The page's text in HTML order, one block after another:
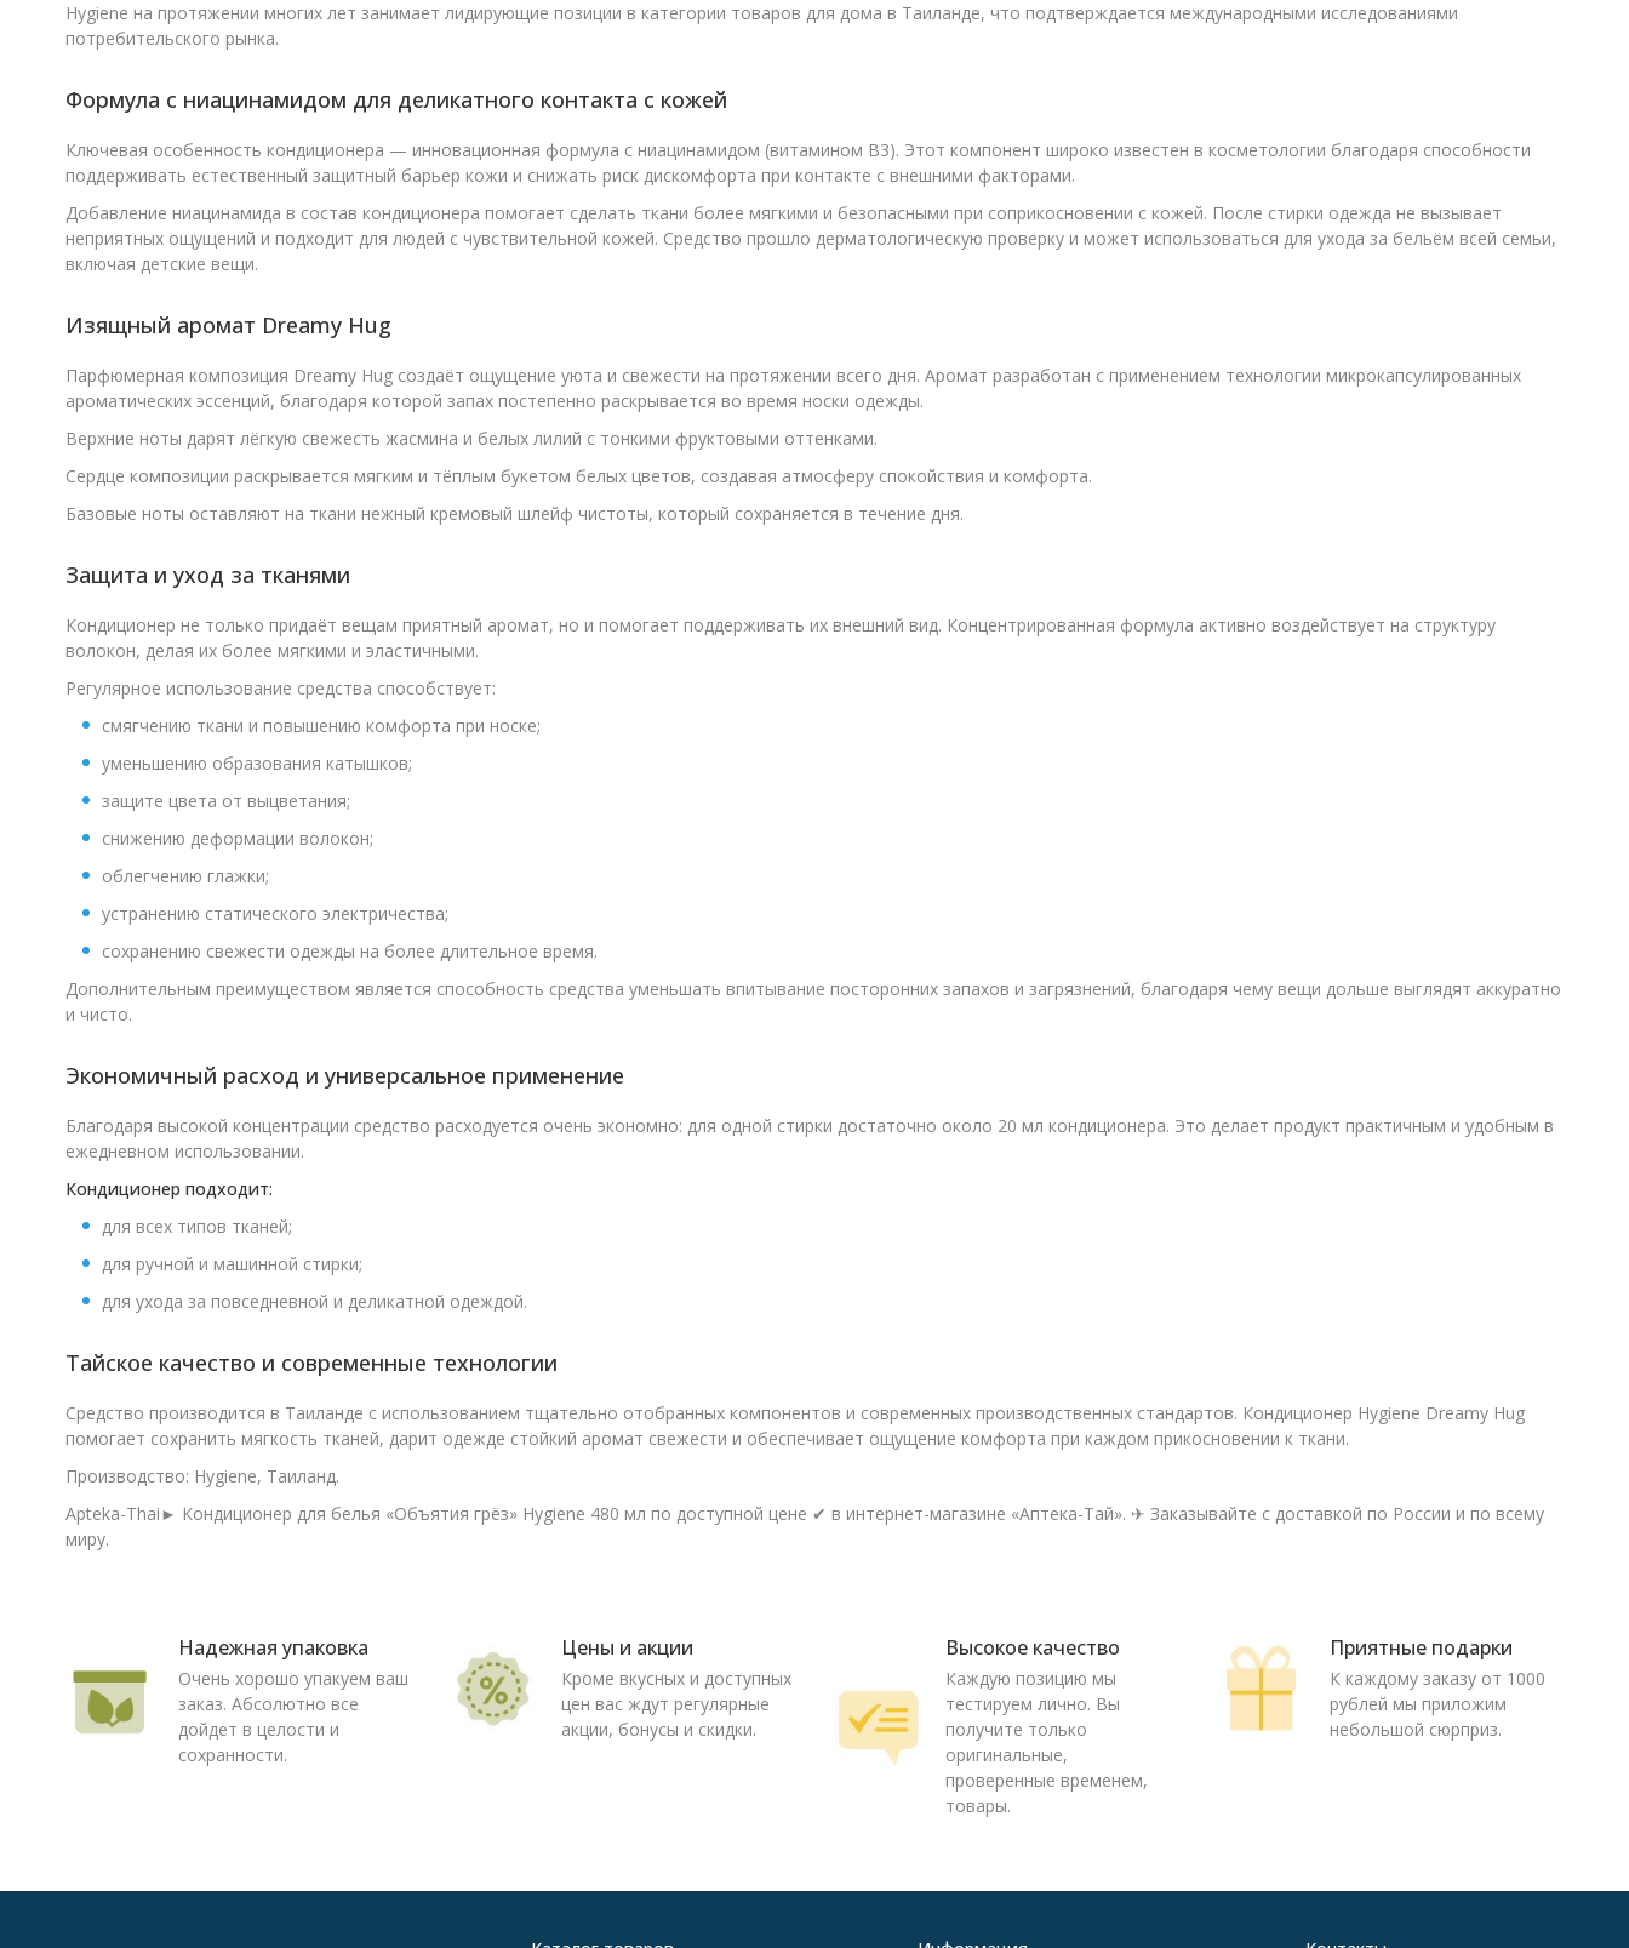
Hygiene на протяжении многих лет занимает лидирующие позиции в категории товаров для дома в Таиланде, что подтверждается международными исследованиями
потребительского рынка.
Формула с ниацинамидом для деликатного контакта с кожей
Ключевая особенность кондиционера — инновационная формула с ниацинамидом (витамином B3). Этот компонент широко известен в косметологии благодаря способности
поддерживать естественный защитный барьер кожи и снижать риск дискомфорта при контакте с внешними факторами.
Добавление ниацинамида в состав кондиционера помогает сделать ткани более мягкими и безопасными при соприкосновении с кожей. После стирки одежда не вызывает
неприятных ощущений и подходит для людей с чувствительной кожей. Средство прошло дерматологическую проверку и может использоваться для ухода за бельём всей семьи,
включая детские вещи.
Изящный аромат Dreamy Hug
Парфюмерная композиция Dreamy Hug создаёт ощущение уюта и свежести на протяжении всего дня. Аромат разработан с применением технологии микрокапсулированных
ароматических эссенций, благодаря которой запах постепенно раскрывается во время носки одежды.
Верхние ноты дарят лёгкую свежесть жасмина и белых лилий с тонкими фруктовыми оттенками.
Сердце композиции раскрывается мягким и тёплым букетом белых цветов, создавая атмосферу спокойствия и комфорта.
Базовые ноты оставляют на ткани нежный кремовый шлейф чистоты, который сохраняется в течение дня.
Защита и уход за тканями
Кондиционер не только придаёт вещам приятный аромат, но и помогает поддерживать их внешний вид. Концентрированная формула активно воздействует на структуру
волокон, делая их более мягкими и эластичными.
Регулярное использование средства способствует:
смягчению ткани и повышению комфорта при носке;
уменьшению образования катышков;
защите цвета от выцветания;
снижению деформации волокон;
облегчению глажки;
устранению статического электричества;
сохранению свежести одежды на более длительное время.
Дополнительным преимуществом является способность средства уменьшать впитывание посторонних запахов и загрязнений, благодаря чему вещи дольше выглядят аккуратно
и чисто.
Экономичный расход и универсальное применение
Благодаря высокой концентрации средство расходуется очень экономно: для одной стирки достаточно около 20 мл кондиционера. Это делает продукт практичным и удобным в
ежедневном использовании.
Кондиционер подходит:
для всех типов тканей;
для ручной и машинной стирки;
для ухода за повседневной и деликатной одеждой.
Тайское качество и современные технологии
Средство производится в Таиланде с использованием тщательно отобранных компонентов и современных производственных стандартов. Кондиционер Hygiene Dreamy Hug
помогает сохранить мягкость тканей, дарит одежде стойкий аромат свежести и обеспечивает ощущение комфорта при каждом прикосновении к ткани.
Производство: Hygiene, Таиланд.
Apteka-Thai► Кондиционер для белья «Объятия грёз» Hygiene 480 мл по доступной цене ✔ в интернет-магазине «Аптека-Тай». ✈ Заказывайте с доставкой по России и по всему
миру.
Надежная упаковка
Очень хорошо упакуем ваш
заказ. Абсолютно все
дойдет в целости и
сохранности.
Цены и акции
Кроме вкусных и доступных
цен вас ждут регулярные
акции, бонусы и скидки.
Высокое качество
Каждую позицию мы
тестируем лично. Вы
получите только
оригинальные,
проверенные временем,
товары.
Приятные подарки
К каждому заказу от 1000
рублей мы приложим
небольшой сюрприз.